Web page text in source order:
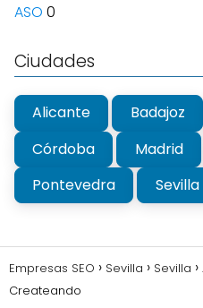
ASO 0
Ciudades
Alicante Badajoz
Córdoba
Madrid
Pontevedra
Sevilla
Empresas SEO Sevilla Sevilla
Createando